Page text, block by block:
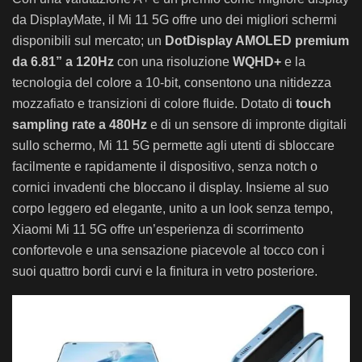
da DisplayMate, il Mi 11 5G offre uno dei migliori schermi
disponibili sul mercato; un DotDisplay AMOLED premium
da 6.81” a 120Hz con una risoluzione WQHD+ e la
tecnologia del colore a 10-bit, consentono una nitidezza
mozzafiato e transizioni di colore fluide. Dotato di touch
sampling rate a 480Hz e di un sensore di impronte digitali
sullo schermo, Mi 11 5G permette agli utenti di sbloccare
facilmente e rapidamente il dispositivo, senza notch o
cornici invadenti che bloccano il display. Insieme al suo
corpo leggero ed elegante, unito a un look senza tempo,
Xiaomi Mi 11 5G offre un’esperienza di scorrimento
confortevole e una sensazione piacevole al tocco con i
suoi quattro bordi curvi e la finitura in vetro posteriore.